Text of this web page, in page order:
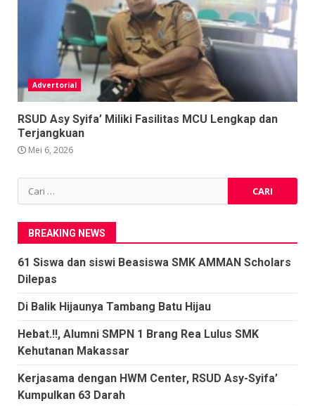
Advertorial
RSUD Asy Syifa’ Miliki Fasilitas MCU Lengkap dan
Terjangkuan
Mei 6, 2026
Cari
untuk:
BREAKING NEWS
61 Siswa dan siswi Beasiswa SMK AMMAN Scholars
Dilepas
Di Balik Hijaunya Tambang Batu Hijau
Hebat.!!, Alumni SMPN 1 Brang Rea Lulus SMK
Kehutanan Makassar
Kerjasama dengan HWM Center, RSUD Asy-Syifa’
Kumpulkan 63 Darah